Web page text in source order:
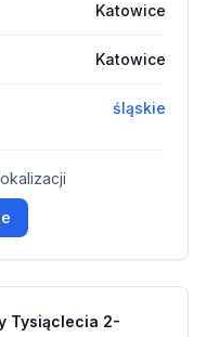
Katowice
Katowice
śląskie
Tysiąclecia 2-